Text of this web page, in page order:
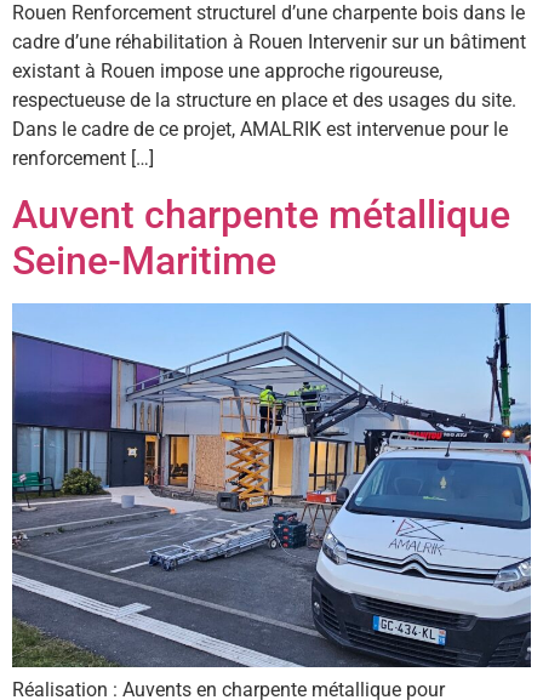
Rouen Renforcement structurel d’une charpente bois dans le
cadre d’une réhabilitation à Rouen Intervenir sur un bâtiment
existant à Rouen impose une approche rigoureuse,
respectueuse de la structure en place et des usages du site.
Dans le cadre de ce projet, AMALRIK est intervenue pour le
renforcement […]
Auvent charpente métallique
Seine-Maritime
Réalisation : Auvents en charpente métallique pour